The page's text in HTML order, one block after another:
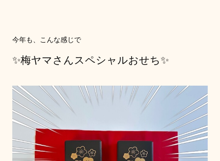
今年も、こんな感じで
✨梅ヤマさんスペシャルおせち✨